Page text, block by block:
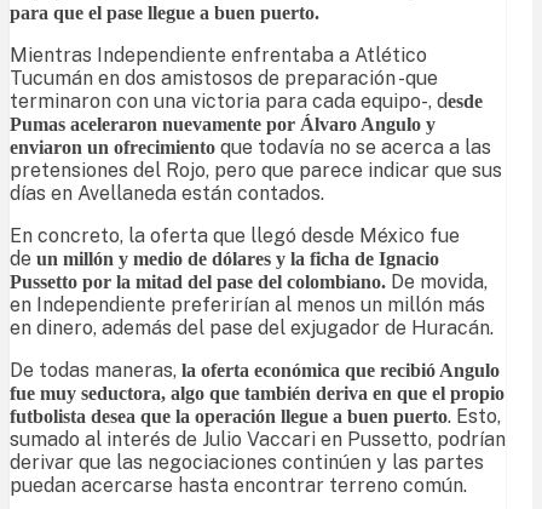
para que el pase llegue a buen puerto.
Mientras Independiente enfrentaba a Atlético
Tucumán en dos amistosos de preparación -que
terminaron con una victoria para cada equipo-, desde
Pumas aceleraron nuevamente por Álvaro Angulo y
enviaron un ofrecimiento que todavía no se acerca a las
pretensiones del Rojo, pero que parece indicar que sus
días en Avellaneda están contados.
En concreto, la oferta que llegó desde México fue
de un millón y medio de dólares y la ficha de Ignacio
Pussetto por la mitad del pase del colombiano. De movida,
en Independiente preferirían al menos un millón más
en dinero, además del pase del exjugador de Huracán.
De todas maneras, la oferta económica que recibió Angulo
fue muy seductora, algo que también deriva en que el propio
futbolista desea que la operación llegue a buen puerto. Esto,
sumado al interés de Julio Vaccari en Pussetto, podrían
derivar que las negociaciones continúen y las partes
puedan acercarse hasta encontrar terreno común.